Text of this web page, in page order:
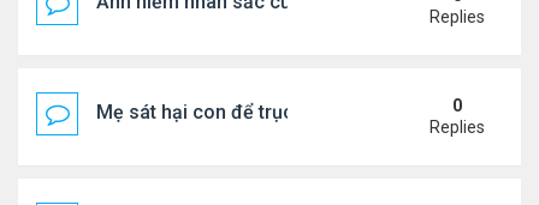
Replies
Mẹ sát hại con để trục lợi bảo hiểm
0
Replies